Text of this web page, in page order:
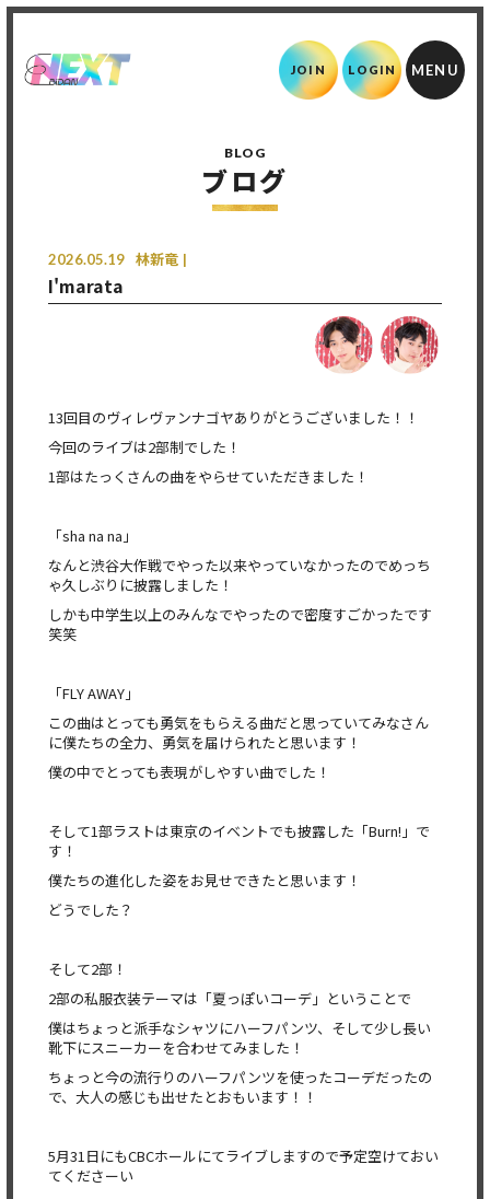
JOIN LOGIN
BLOG
ブログ
2026.05.19 林新竜
I'marata
13回目のヴィレヴァンナゴヤありがとうございました！！
今回のライブは2部制でした！
1部はたっくさんの曲をやらせていただきました！
「sha na na」
なんと渋谷大作戦でやった以来やっていなかったのでめっち
ゃ久しぶりに披露しました！
しかも中学生以上のみんなでやったので密度すごかったです
笑笑
「FLY AWAY」
この曲はとっても勇気をもらえる曲だと思っていてみなさん
に僕たちの全力、勇気を届けられたと思います！
僕の中でとっても表現がしやすい曲でした！
そして1部ラストは東京のイベントでも披露した「Burn!」で
す！
僕たちの進化した姿をお見せできたと思います！
どうでした？
そして2部！
2部の私服衣装テーマは「夏っぽいコーデ」ということで
僕はちょっと派手なシャツにハーフパンツ、そして少し長い
靴下にスニーカーを合わせてみました！
ちょっと今の流行りのハーフパンツを使ったコーデだったの
で、大人の感じも出せたとおもいます！！
5月31日にもCBCホールにてライブしますので予定空けておい
てくださーい